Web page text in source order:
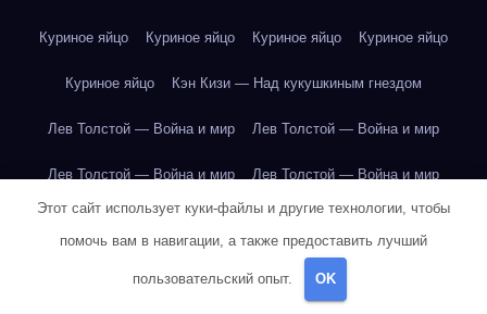
Куриное яйцо Куриное яйцо Куриное яйцо Куриное яйцо
Куриное яйцо Кэн Кизи — Над кукушкиным гнездом
Лев Толстой — Война и мир Лев Толстой — Война и мир
Лев Толстой — Война и мир Лев Толстой — Война и мир
Лев Толстой — Война и мир Лев Толстой — Война и мир
Лев Толстой — Война и мир
Этот сайт использует куки-файлы и другие технологии, чтобы
помочь вам в навигации, а также предоставить лучший
пользовательский опыт. OK